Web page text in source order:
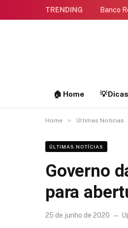
TRENDING Banco
🏠 Home
Home » Últimas Notícias
ÚLTIMAS NOTÍCIAS
Governo
para
25 de junho de 2020